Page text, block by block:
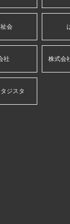
会
社 株式会
ジスタ